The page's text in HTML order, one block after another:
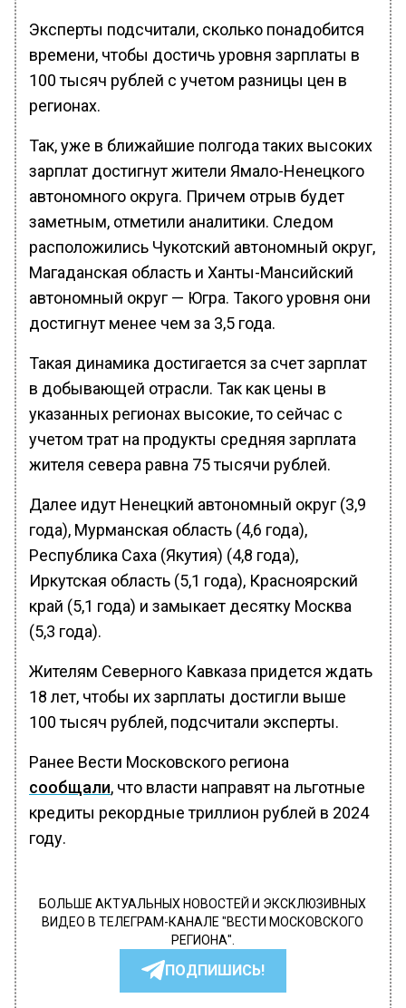
Эксперты подсчитали, сколько понадобится
времени, чтобы достичь уровня зарплаты в
100 тысяч рублей с учетом разницы цен в
регионах.
Так, уже в ближайшие полгода таких высоких
зарплат достигнут жители Ямало-Ненецкого
автономного округа. Причем отрыв будет
заметным, отметили аналитики. Следом
расположились Чукотский автономный округ,
Магаданская область и Ханты-Мансийский
автономный округ — Югра. Такого уровня они
достигнут менее чем за 3,5 года.
Такая динамика достигается за счет зарплат
в добывающей отрасли. Так как цены в
указанных регионах высокие, то сейчас с
учетом трат на продукты средняя зарплата
жителя севера равна 75 тысячи рублей.
Далее идут Ненецкий автономный округ (3,9
года), Мурманская область (4,6 года),
Республика Саха (Якутия) (4,8 года),
Иркутская область (5,1 года), Красноярский
край (5,1 года) и замыкает десятку Москва
(5,3 года).
Жителям Северного Кавказа придется ждать
18 лет, чтобы их зарплаты достигли выше
100 тысяч рублей, подсчитали эксперты.
Ранее Вести Московского региона
сообщали, что власти направят на льготные
кредиты рекордные триллион рублей в 2024
году.
БОЛЬШЕ АКТУАЛЬНЫХ НОВОСТЕЙ И ЭКСКЛЮЗИВНЫХ
ВИДЕО В ТЕЛЕГРАМ-КАНАЛЕ "ВЕСТИ МОСКОВСКОГО
РЕГИОНА".
ПОДПИШИСЬ!